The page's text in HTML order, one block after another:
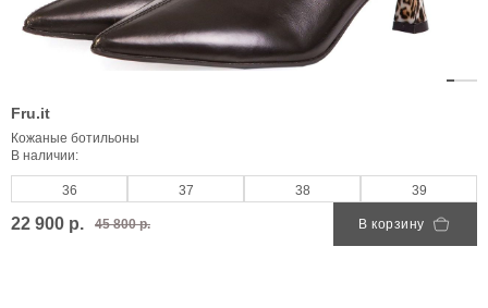
Fru.it
Кожаные ботильоны
В наличии:
36 37 38 39
22 900 р. 45 800 р. В корзину